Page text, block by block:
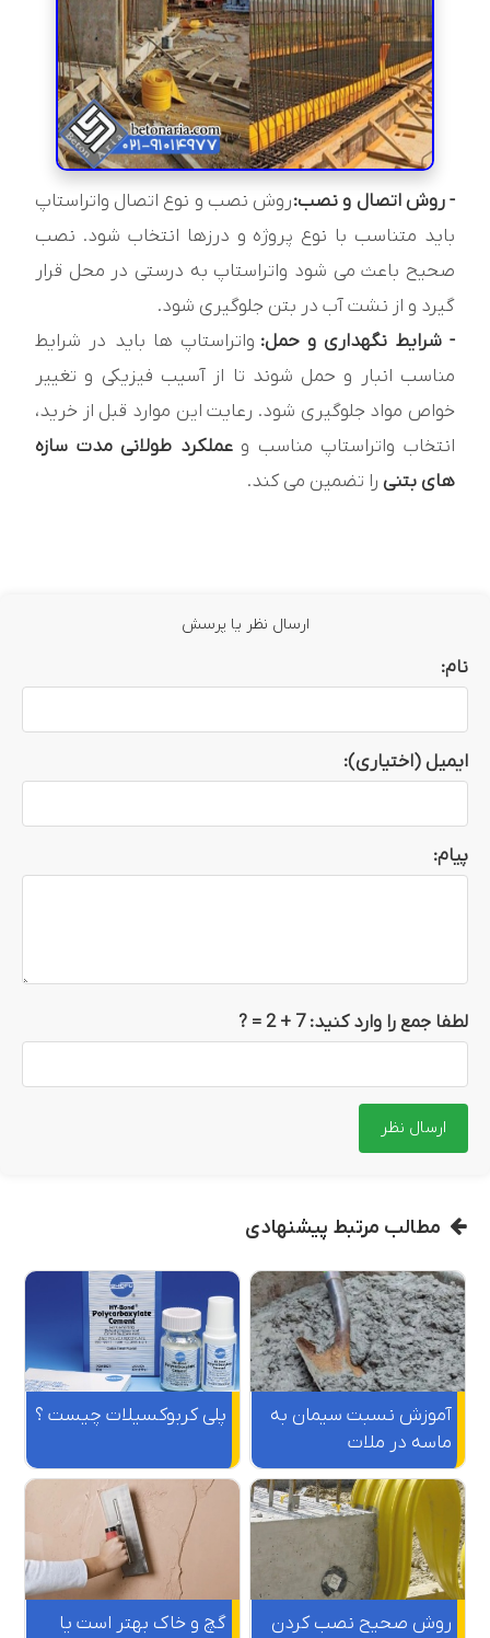
- روش اتصال و نصب:روش نصب و نوع اتصال واتراستاپ
باید متناسب با نوع پروژه و درزها انتخاب شود. نصب
صحیح باعث می شود واتراستاپ به درستی در محل قرار
گیرد و از نشت آب در بتن جلوگیری شود.
- شرایط نگهداری و حمل: واتراستاپ ها باید در شرایط
مناسب انبار و حمل شوند تا از آسیب فیزیکی و تغییر
خواص مواد جلوگیری شود. رعایت این موارد قبل از خرید،
انتخاب واتراستاپ مناسب و عملکرد طولانی مدت سازه
های بتنی را تضمین می کند.
ارسال نظر یا پرسش
نام:
ایمیل (اختیاری):
پیام:
لطفا جمع را وارد کنید:7 + 2
= ?
مطالب مرتبط پیشنهادی
آموزش نسبت سیمان به
ماسه در ملات
پلی کربوکسیلات چیست ؟
روش صحیح نصب کردن
گچ و خاک بهتر است یا